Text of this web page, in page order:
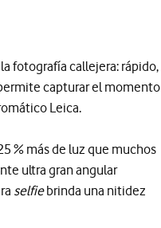
fotografía callejera: rápido,
capturar el momento
Leica.
% más de luz que muchos
ultra gran angular
selfiebrinda una nitidez